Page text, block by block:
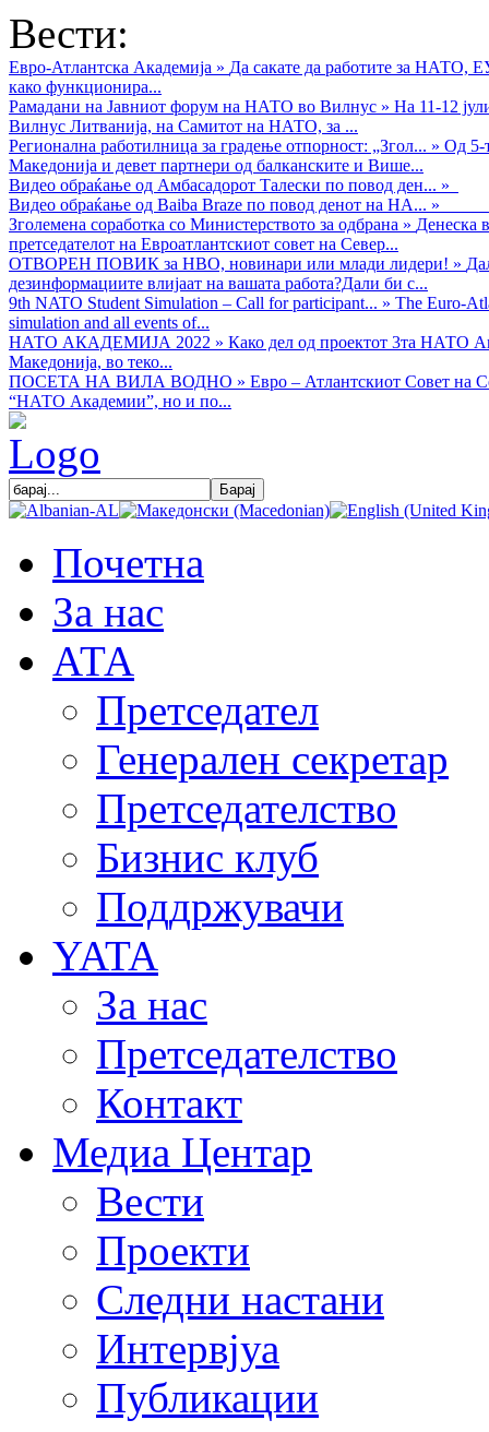
Вести:
Евро-Атлантска Академија » Да сакате да работите за НАТО,
како функционира...
Рамадани на Јавниот форум на НАТО во Вилнус » На 11-12
Вилнус Литванија, на Самитот на НАТО, за ...
Регионална работилница за градење отпорност: „Згол... » Од 5-
Македонија и девет партнери од балканските и Више...
Видео обраќањe од Амбасадорот Талески по повод ден... »
Видео обраќање од Baiba Braze по повод денот на НА... »
Зголемена соработка со Министерството за одбрана » Денеска
претседателот на Евроатлантскиот совет на Север...
ОТВОРЕН ПОВИК за НВО, новинари или млади лидери! »
дезинформациите влијаат на вашата работа?Дали би с...
9th NATO Student Simulation – Call for participant... » The Euro-
simulation and all events of...
НАТО АКАДЕМИЈА 2022 » Како дел од проектот 3та НАТО
Македонија, во теко...
ПОСЕТА НА ВИЛА ВОДНО » Евро – Атлантскиот Совет на
“НАТО Академии”, но и по...
Почетна
За нас
АТА
Претседател
Генерален секретар
Претседателство
Бизнис клуб
Поддржувачи
YATA
За нас
Претседателство
Контакт
Медиа Центар
Вести
Проекти
Следни настани
Интервјуа
Публикации